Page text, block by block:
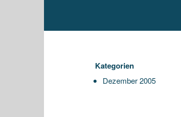
Kategorien
Dezember 2005